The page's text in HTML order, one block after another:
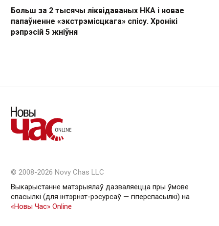
Больш за 2 тысячы ліквідаваных НКА і новае
папаўненне «экстрэмісцкага» спісу. Хронікі
рэпрэсій 5 жніўня
© 2008-2026 Novy Chas LLC
Выкарыстанне матэрыялаў дазваляецца пры ўмове
спасылкі (для інтэрнэт-рэсурсаў — гiперспасылкi) на
«Новы Час» Online